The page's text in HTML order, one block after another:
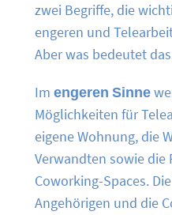
zwei Begriffe, die
engeren und
Aber was bedeutet
Im engeren Sinne
Möglichkeiten für
eigene Wohnung, die
Verwandten sowie die
Coworking-Spaces.
Angehörigen und die